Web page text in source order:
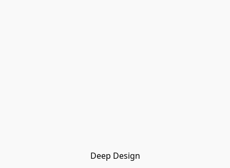
Deep Design